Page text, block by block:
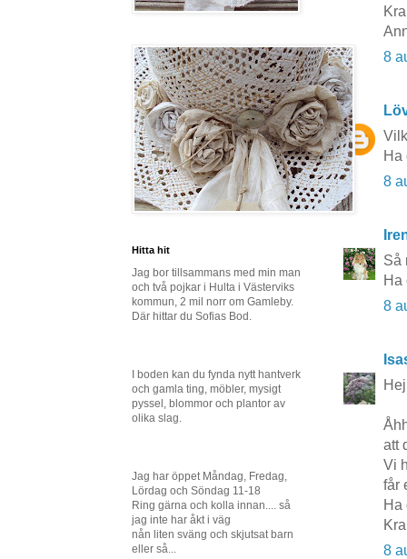
8
Ha
8
Så
Ha
8
att
Vi
får
Ha
8
Hitta hit
Jag bor tillsammans med min man
och två pojkar i Hulta i Västerviks
kommun, 2 mil norr om Gamleby.
Där hittar du Sofias Bod.
I boden kan du fynda nytt hantverk
och gamla ting, möbler, mysigt
pyssel, blommor och plantor av
olika slag.
Jag har öppet Måndag, Fredag,
Lördag och Söndag 11-18
Ring gärna och kolla innan.... så
jag inte har åkt i väg
nån liten sväng och skjutsat barn
eller så...